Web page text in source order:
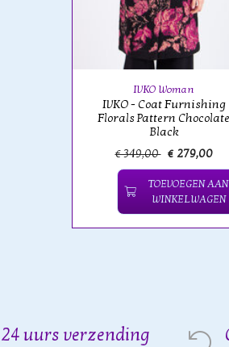
IVKO Woman
IVKO - Coat Furnishing
Florals Pattern Chocolate
Black
€ 349,00 € 279,00
TOEVOEGEN AAN
WINKELWAGEN
24 uurs verzending